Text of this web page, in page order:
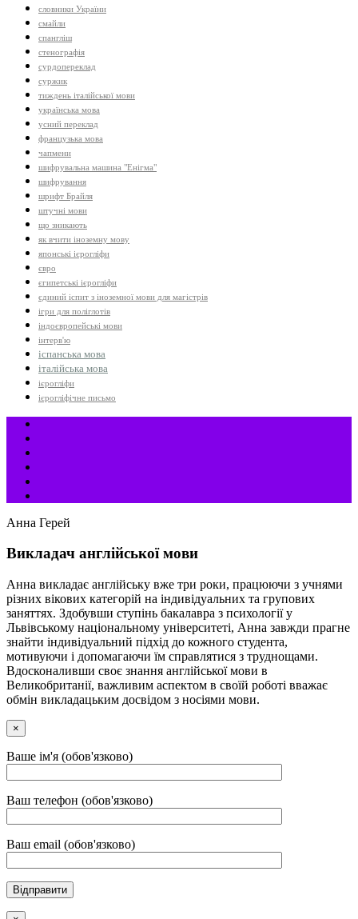
словники України
смайли
спангліш
стенографія
сурдопереклад
суржик
тиждень італійської мови
українська мова
усний переклад
французька мова
чапмени
шифрувальна машина "Енігма"
шифрування
шрифт Брайля
штучні мови
що зникають
як вчити іноземну мову
японські ієрогліфи
євро
єгипетські ієрогліфи
єдиний іспит з іноземної мови для магістрів
ігри для поліглотів
індоєвропейські мови
інтерв'ю
іспанська мова
італійська мова
ієрогліфи
ієрогліфічне письмо
Анна Герей
Викладач англійської мови
Анна викладає англійську вже три роки, працюючи з учнями
різних вікових категорій на індивідуальних та групових
заняттях. Здобувши ступінь бакалавра з психології у
Львівському національному університеті, Анна завжди прагне
знайти індивідуальний підхід до кожного студента,
мотивуючи і допомагаючи їм справлятися з труднощами.
Вдосконаливши своє знання англійської мови в
Великобританії, важливим аспектом в своїй роботі вважає
обмін викладацьким досвідом з носіями мови.
×
Ваше ім'я (обов'язково)
Ваш телефон (обов'язково)
Ваш email (обов'язково)